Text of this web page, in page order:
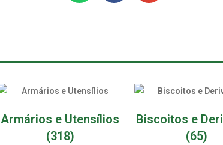
Armários e Utensílios
(318)
Biscoitos e
(65)